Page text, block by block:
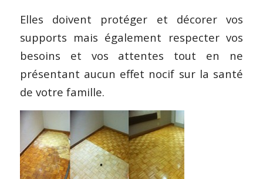
Elles doivent protéger et décorer vos
supports mais également respecter vos
besoins et vos attentes tout en ne
présentant aucun effet nocif sur la santé
de votre famille.